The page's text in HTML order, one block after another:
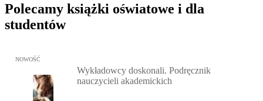
Polecamy książki oświatowe i dla
studentów
Przejdź do: Wykładowcy doskonali. Podręcznik nauczycieli
NOWOŚĆ
Wykładowcy doskonali. Podręcznik
nauczycieli akademickich